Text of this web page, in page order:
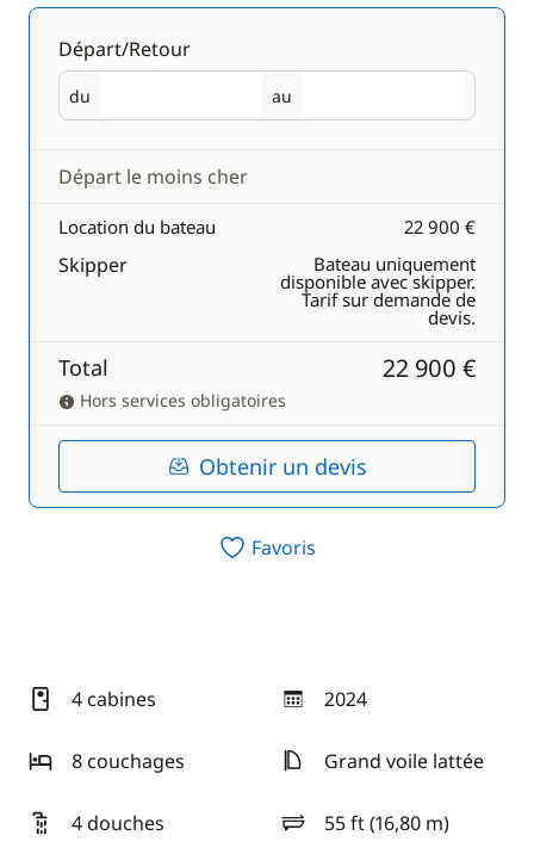
Départ/Retour
du
Départ au
Retour
Départ le moins cher
Location du bateau 22 900 €
Skipper Bateau uniquement
disponible avec skipper.
Tarif sur demande de
devis.
Total 22 900 €
Hors services obligatoires
Obtenir un devis
Favoris
4 cabines 2024
année
8 couchages
Grand voile lattée
4 douches 55 ft (16,80 m)
longueur